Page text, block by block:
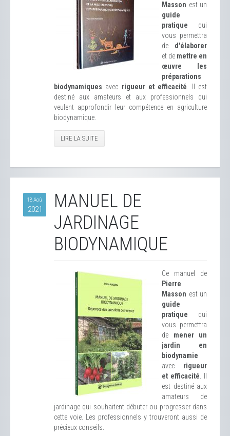
Masson est un
guide
pratique qui
vous permettra
de d'élaborer
et de mettre en
œuvre les
préparations
biodynamiques avec rigueur et efficacité . Il est
destiné aux amateurs et aux professionnels qui
veulent approfondir leur compétence en agriculture
biodynamique.
LIRE LA SUITE
18 Aoû
2021
MANUEL DE
JARDINAGE
BIODYNAMIQUE
Ce manuel de
Pierre
Masson est un
guide
pratique qui
vous permettra
de mener un
jardin en
biodynamie
avec rigueur
et efficacité
est destiné aux
amateurs de
jardinage qui souhaitent débuter ou progresser dans
cette voie. Les professionnels y trouveront aussi de
précieux conseils.